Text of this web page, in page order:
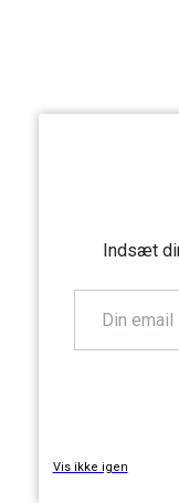
Indsæt
Vis ikke igen